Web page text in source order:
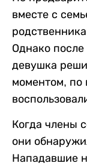
вместе с
Однако
девушка
моментом, по
Когда члены
они
Нападавшие